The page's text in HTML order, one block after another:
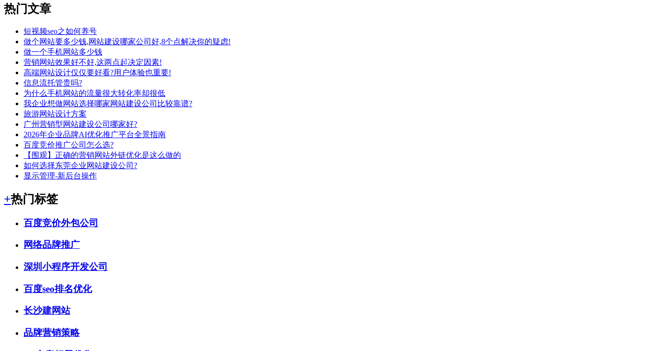
热门文章
短视频seo之如何养号
做个网站要多少钱,网站建设哪家公司好,8个点解决你的疑虑!
做一个手机网站多少钱
营销网站效果好不好,这两点起决定因素!
高端网站设计仅仅要好看?用户体验也重要!
信息流托管贵吗?
为什么手机网站的流量很大转化率却很低
我企业想做网站选择哪家网站建设公司比较靠谱?
旅游网站设计方案
广州营销型网站建设公司哪家好?
2026年企业品牌AI优化推广平台全景指南
百度竞价推广公司怎么选?
【围观】正确的营销网站外链优化是这么做的
如何选择东莞企业网站建设公司?
显示管理-新后台操作
+热门标签
百度竞价外包公司
网络品牌推广
深圳小程序开发公司
百度seo排名优化
长沙建网站
品牌营销策略